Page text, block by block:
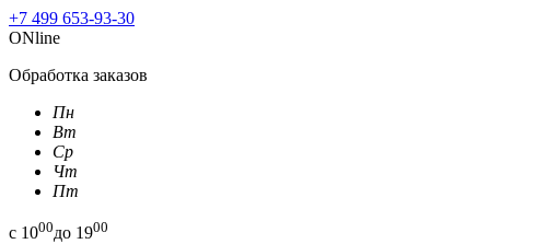
+7 499 653-93-30
ONline
Обработка заказов
Пн
Вт
Ср
Чт
Пт
с 1000до 1900